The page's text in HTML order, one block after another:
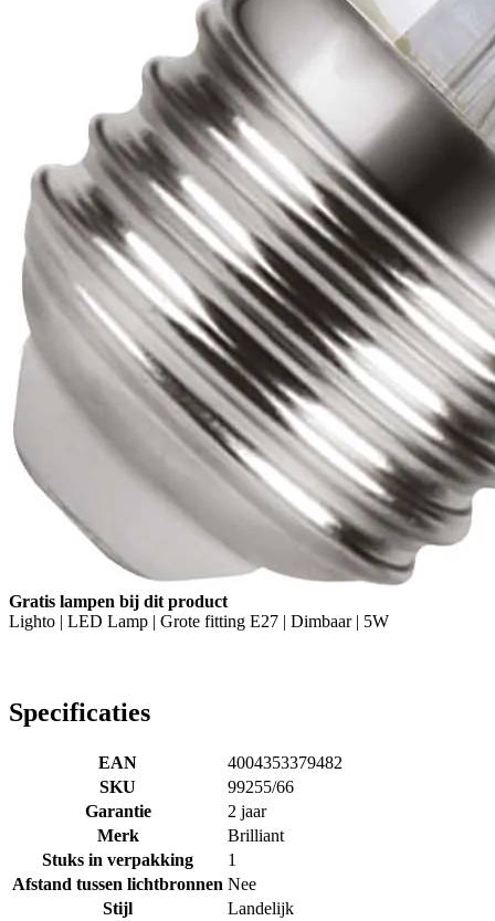
Gratis lampen bij dit product
Lighto | LED Lamp | Grote fitting E27 | Dimbaar | 5W
Specificaties
EAN
4004353379482
SKU
99255/66
Garantie
2 jaar
Merk
Brilliant
Stuks in verpakking
1
Afstand tussen lichtbronnen Nee
Stijl
Landelijk